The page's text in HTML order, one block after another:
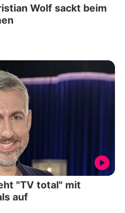
Wolf sackt beim
"TV total" mit
auf